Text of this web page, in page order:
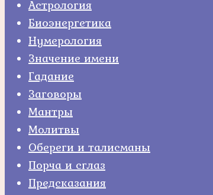
Астрология
Биоэнергетика
Нумерология
Значение имени
Гадание
Заговоры
Мантры
Молитвы
Обереги и талисманы
Порча и сглаз
Предсказания